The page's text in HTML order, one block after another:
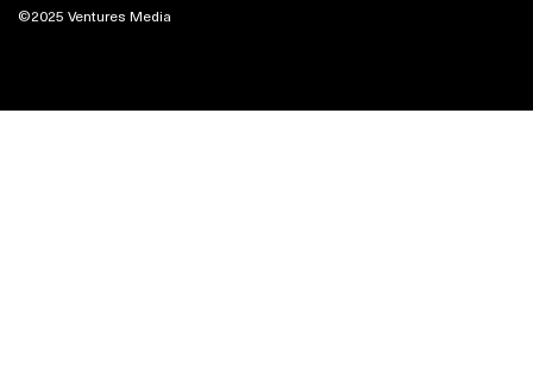
©2025 Ventures Media